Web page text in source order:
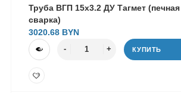
Труба ВГП 15х3.2 ДУ Тагмет (печная
сварка)
3020.68
КУПИТЬ